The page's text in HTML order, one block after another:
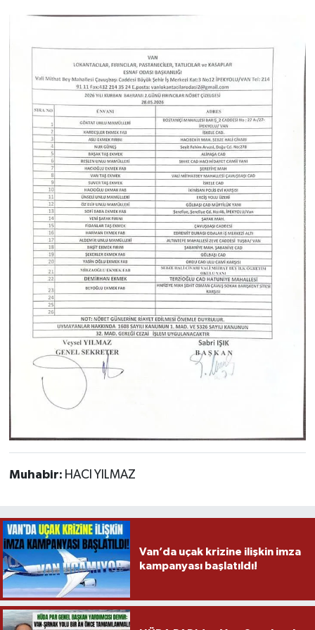
Muhabir: HACI YILMAZ
Van’da uçak krizine ilişkin imza
kampanyası başlatıldı!